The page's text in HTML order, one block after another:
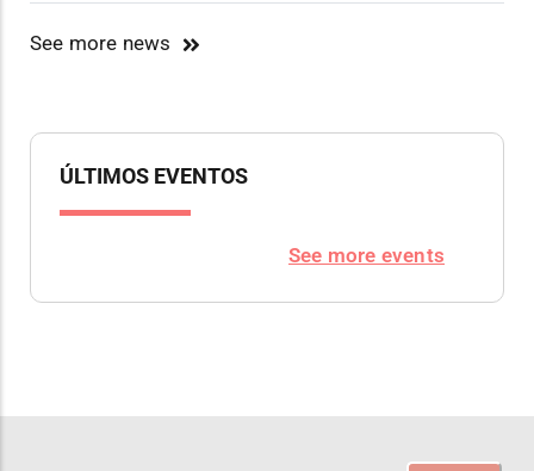
See more news
ÚLTIMOS EVENTOS
See more events